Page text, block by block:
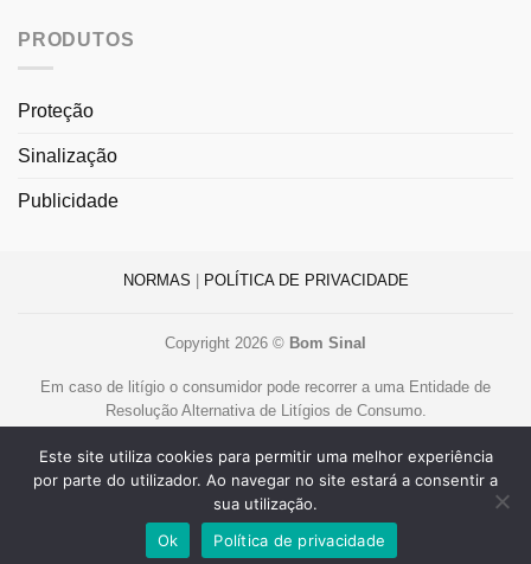
PRODUTOS
Proteção
Sinalização
Publicidade
NORMAS POLÍTICA DE PRIVACIDADE
Copyright 2026 © Bom Sinal
Em caso de litígio o consumidor pode recorrer a uma Entidade de
Resolução Alternativa de Litígios de Consumo.
www.centroarbitragemlisboa.pt.
Mais informações em Portal do Consumidorwww.consumidor.pt
Livro de Reclamações Online
Este site utiliza cookies para permitir uma melhor experiência
por parte do utilizador. Ao navegar no site estará a consentir a
sua utilização.
Ok
Política de privacidade